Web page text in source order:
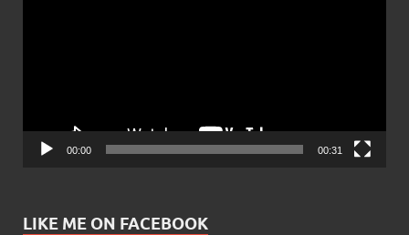
00:00 00:31
LIKE ME ON FACEBOOK